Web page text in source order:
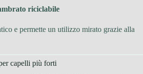
riciclabile
e permette un utilizzo mirato grazie alla
capelli più forti